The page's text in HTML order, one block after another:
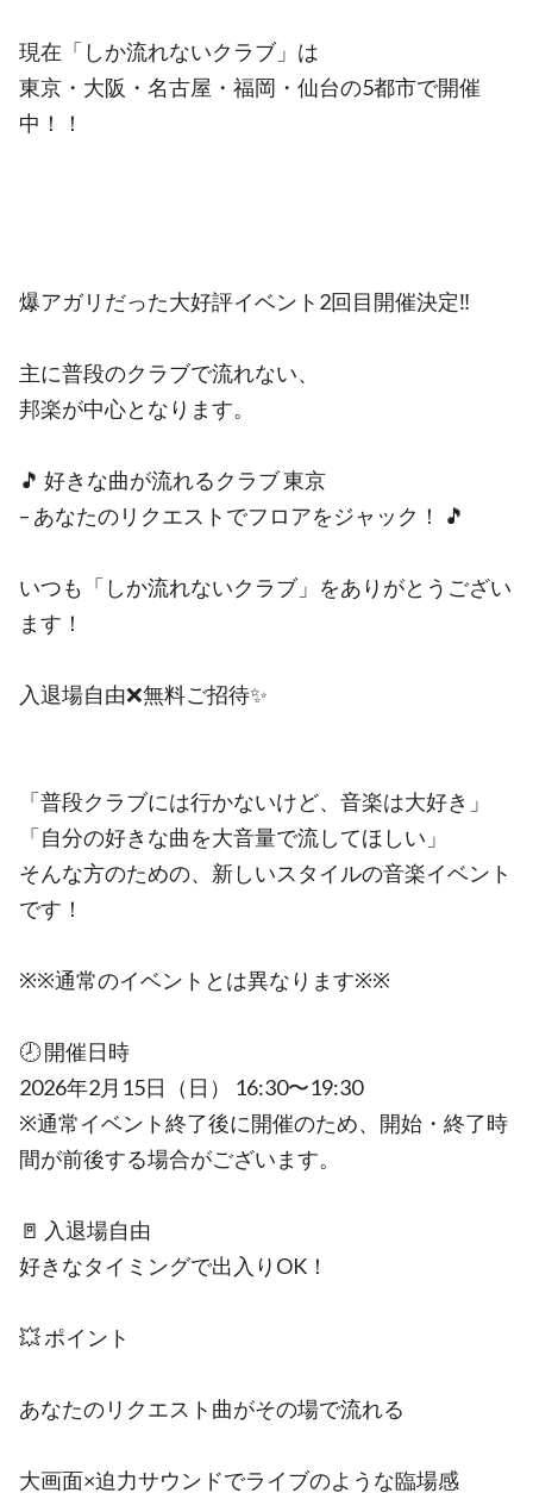
現在「しか流れないクラブ」は
東京・大阪・名古屋・福岡・仙台の5都市で開催
中！！
爆アガリだった大好評イベント2回目開催決定‼︎
主に普段のクラブで流れない、
邦楽が中心となります。
🎵 好きな曲が流れるクラブ 東京
– あなたのリクエストでフロアをジャック！ 🎵
いつも「しか流れないクラブ」をありがとうござい
ます！
入退場自由❌無料ご招待✨
「普段クラブには行かないけど、音楽は大好き」
「自分の好きな曲を大音量で流してほしい」
そんな方のための、新しいスタイルの音楽イベント
です！
※※通常のイベントとは異なります※※
🕗 開催日時
2026年2月15日（日） 16:30〜19:30
※通常イベント終了後に開催のため、開始・終了時
間が前後する場合がございます。
🚪 入退場自由
好きなタイミングで出入りOK！
💥 ポイント
あなたのリクエスト曲がその場で流れる
大画面×迫力サウンドでライブのような臨場感